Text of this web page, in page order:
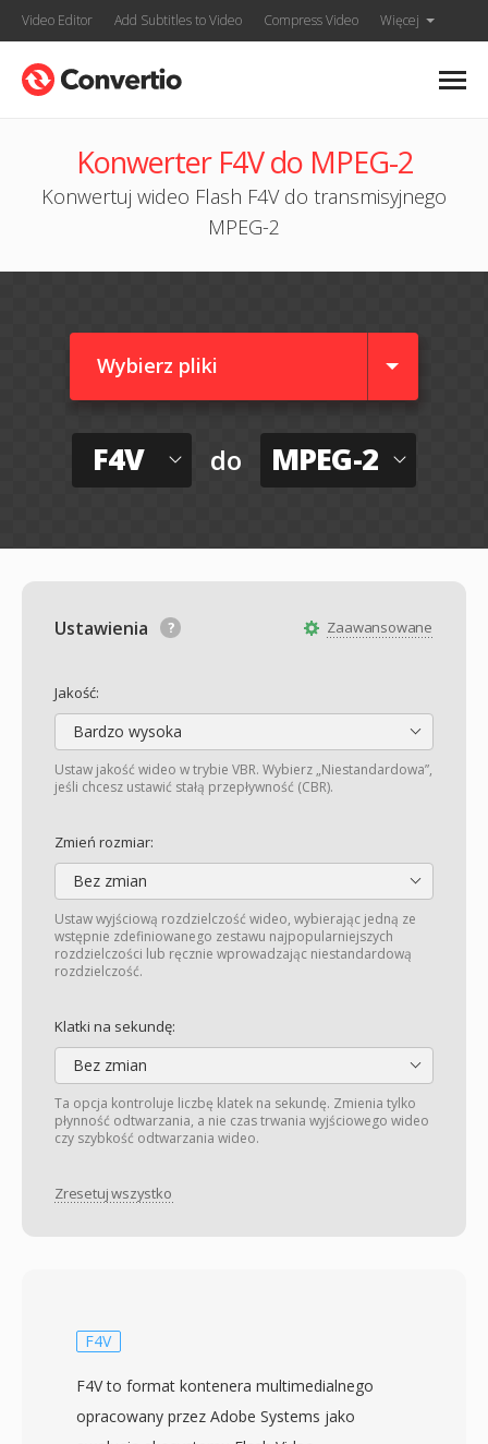
Video Editor Add Subtitles to Video Compress Video Więcej
Konwerter F4V do MPEG-2
Konwertuj wideo Flash F4V do transmisyjnego
MPEG-2
Wybierz pliki
F4V do MPEG-2
Zaawansowane
Ustawienia
Jakość:
Bardzo wysoka
Ustaw jakość wideo w trybie VBR. Wybierz „Niestandardowa”,
jeśli chcesz ustawić stałą przepływność (CBR).
Zmień rozmiar:
Bez zmian
Ustaw wyjściową rozdzielczość wideo, wybierając jedną ze
wstępnie zdefiniowanego zestawu najpopularniejszych
rozdzielczości lub ręcznie wprowadzając niestandardową
rozdzielczość.
Klatki na sekundę:
Bez zmian
Ta opcja kontroluje liczbę klatek na sekundę. Zmienia tylko
płynność odtwarzania, a nie czas trwania wyjściowego wideo
czy szybkość odtwarzania wideo.
Zresetuj wszystko
F4V
F4V to format kontenera multimedialnego
opracowany przez Adobe Systems jako